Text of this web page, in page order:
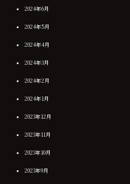
2024年6月
2024年5月
2024年4月
2024年3月
2024年2月
2024年1月
2023年12月
2023年11月
2023年10月
2023年9月